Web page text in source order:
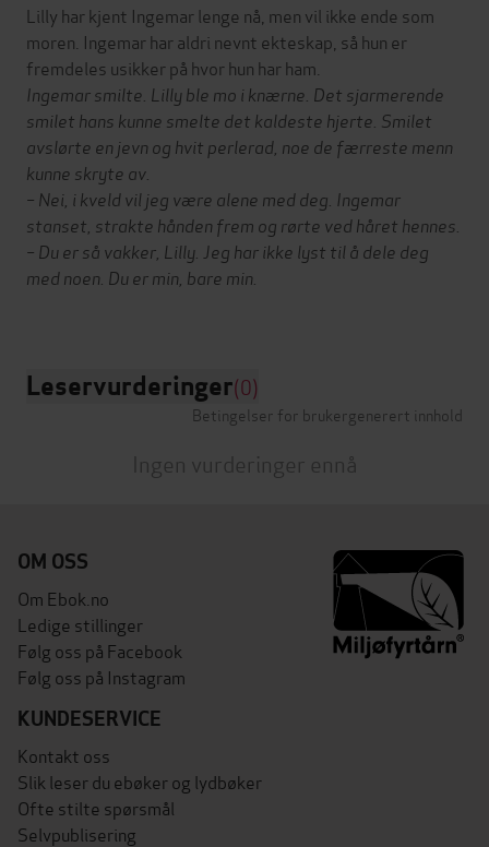
Lilly har kjent Ingemar lenge nå, men vil ikke ende som
moren. Ingemar har aldri nevnt ekteskap, så hun er
fremdeles usikker på hvor hun har ham.
Ingemar smilte. Lilly ble mo i knærne. Det sjarmerende
smilet hans kunne smelte det kaldeste hjerte. Smilet
avslørte en jevn og hvit perlerad, noe de færreste menn
kunne skryte av.
– Nei, i kveld vil jeg være alene med deg. Ingemar
stanset, strakte hånden frem og rørte ved håret hennes.
– Du er så vakker, Lilly. Jeg har ikke lyst til å dele deg
med noen. Du er min, bare min.
Leservurderinger(0)
Betingelser for brukergenerert innhold
Ingen vurderinger ennå
OM OSS
Om Ebok.no
Ledige stillinger
Følg oss på Facebook
Følg oss på Instagram
KUNDESERVICE
Kontakt oss
Slik leser du ebøker og lydbøker
Ofte stilte spørsmål
Selvpublisering